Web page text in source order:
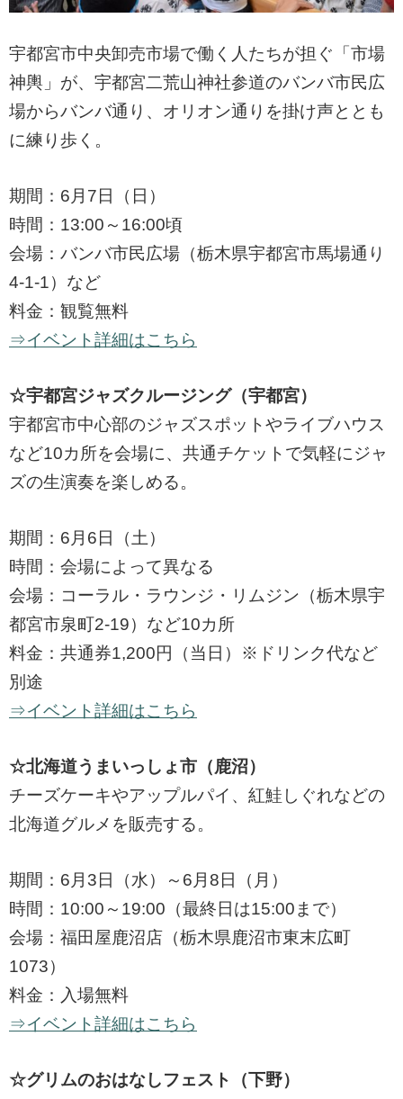
宇都宮市中央卸売市場で働く人たちが担ぐ「市場
神輿」が、宇都宮二荒山神社参道のバンバ市民広
場からバンバ通り、オリオン通りを掛け声ととも
に練り歩く。
期間：6月7日（日）
時間：13:00～16:00頃
会場：バンバ市民広場（栃木県宇都宮市馬場通り
4-1-1）など
料金：観覧無料
⇒イベント詳細はこちら
☆宇都宮ジャズクルージング（宇都宮）
宇都宮市中心部のジャズスポットやライブハウス
など10カ所を会場に、共通チケットで気軽にジャ
ズの生演奏を楽しめる。
期間：6月6日（土）
時間：会場によって異なる
会場：コーラル・ラウンジ・リムジン（栃木県宇
都宮市泉町2-19）など10カ所
料金：共通券1,200円（当日）※ドリンク代など
別途
⇒イベント詳細はこちら
☆北海道うまいっしょ市（鹿沼）
チーズケーキやアップルパイ、紅鮭しぐれなどの
北海道グルメを販売する。
期間：6月3日（水）～6月8日（月）
時間：10:00～19:00（最終日は15:00まで）
会場：福田屋鹿沼店（栃木県鹿沼市東末広町
1073）
料金：入場無料
⇒イベント詳細はこちら
☆グリムのおはなしフェスト（下野）